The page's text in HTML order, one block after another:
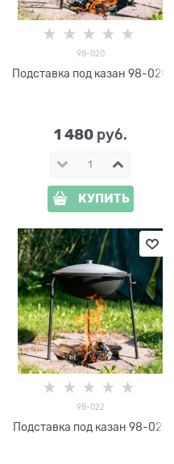
98-020
Подставка под казан 98-020
1 480 руб.
КУПИТЬ
98-022
Подставка под казан 98-022